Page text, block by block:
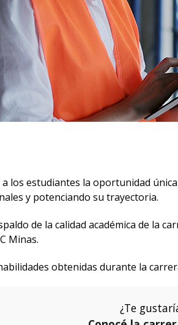
los estudiantes la oportunidad
y potenciando su trayectoria.
de la calidad académica de la
Minas.
obtenidas durante la
¿Te